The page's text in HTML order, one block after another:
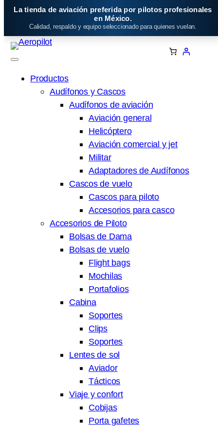
Saltar
La tienda de aviación preferida por pilotos profesionales
en México.
Calidad, respaldo y equipo seleccionado para quienes vuelan.
Productos
Audífonos y Cascos
Audífonos de aviación
Aviación general
Helicóptero
Aviación comercial y jet
Militar
Adaptadores de Audífonos
Cascos de vuelo
Cascos para piloto
Accesorios para casco
Accesorios de Piloto
Bolsas de Dama
Bolsas de vuelo
Flight bags
Mochilas
Portafolios
Cabina
Soportes
Clips
Soportes
Lentes de sol
Aviador
Tácticos
Viaje y confort
Cobijas
Porta gafetes